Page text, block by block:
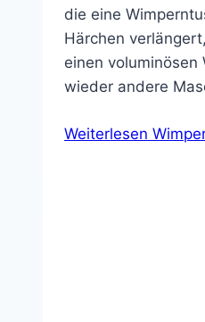
die eine
Härchen
einen voluminösen
wieder andere
Weiterlesen